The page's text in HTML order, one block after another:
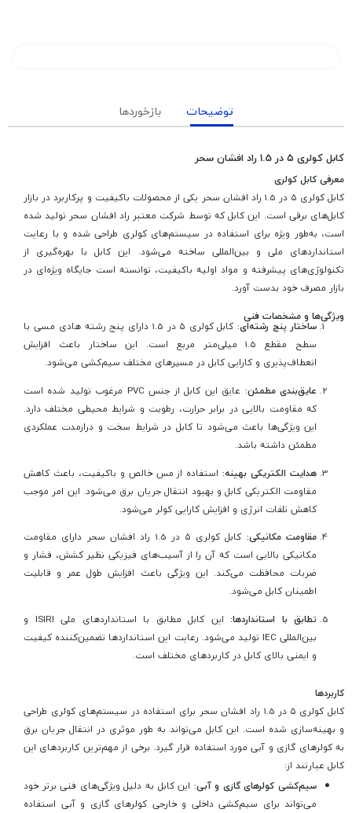
توضیحات بازخوردها
کابل کولری ۵ در 1.5 راد افشان سحر
معرفی کابل کولری
کابل کولری ۵ در 1.5 راد افشان سحر یکی از محصولات باکیفیت و پرکاربرد در بازار
کابل‌های برقی است. این کابل که توسط شرکت معتبر راد افشان سحر تولید شده
است، به‌طور ویژه برای استفاده در سیستم‌های کولری طراحی شده و با رعایت
استانداردهای ملی و بین‌المللی ساخته می‌شود. این کابل با بهره‌گیری از
تکنولوژی‌های پیشرفته و مواد اولیه باکیفیت، توانسته است جایگاه ویژه‌ای در
بازار مصرف خود بدست آورد.
ویژگی‌ها و مشخصات فنی
ساختار پنج‌ رشته‌ای:
کابل کولری ۵ در 1.5 دارای پنج رشته هادی مسی با
سطح مقطع 1.5 میلی‌متر مربع است. این ساختار باعث افزایش
انعطاف‌پذیری و کارایی کابل در مسیرهای مختلف سیم‌کشی می‌شود.
عایق‌بندی مطمئن:
عایق این کابل از جنس PVC مرغوب تولید شده است
که مقاومت بالایی در برابر حرارت، رطوبت و شرایط محیطی مختلف دارد.
این ویژگی‌ها باعث می‌شود تا کابل در شرایط سخت و درازمدت عملکردی
مطمئن داشته باشد.
هدایت الکتریکی بهینه: استفاده از مس خالص و باکیفیت، باعث کاهش
مقاومت الکتریکی کابل و بهبود انتقال جریان برق می‌شود. این امر موجب
کاهش تلفات انرژی و افزایش کارایی کولر می‌شود.
مقاومت مکانیکی:
کابل کولری ۵ در 1.5 راد افشان سحر دارای مقاومت
مکانیکی بالایی است که آن را از آسیب‌های فیزیکی نظیر کشش، فشار و
ضربات محافظت می‌کند. این ویژگی باعث افزایش طول عمر و قابلیت
اطمینان کابل می‌شود.
تطابق با استانداردها:
این کابل مطابق با استانداردهای ملی ISIRI و
بین‌المللی IEC تولید می‌شود. رعایت این استانداردها تضمین‌کننده کیفیت
و ایمنی بالای کابل در کاربردهای مختلف است.
کاربردها
کابل کولری ۵ در 1.5 راد افشان سحر برای استفاده در سیستم‌های کولری طراحی
و بهینه‌سازی شده است. این کابل می‌تواند به طور موثری در انتقال جریان برق
به کولرهای گازی و آبی مورد استفاده قرار گیرد. برخی از مهم‌ترین کاربردهای این
کابل عبارتند از:
سیم‌کشی کولرهای گازی و آبی: این کابل به دلیل ویژگی‌های فنی برتر خود
می‌تواند برای سیم‌کشی داخلی و خارجی کولرهای گازی و آبی استفاده